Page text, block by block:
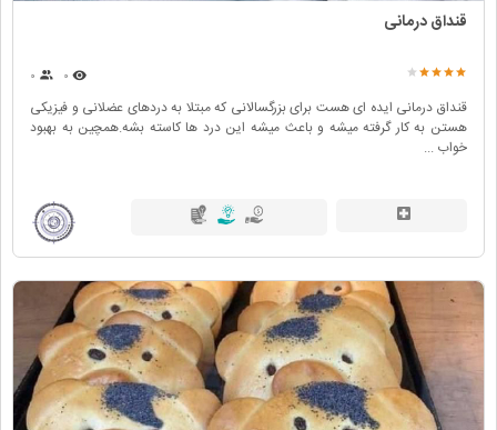
قنداق درمانی
۰
قنداق درمانی ایده ای هست برای بزرگسالانی که مبتلا به دردهای عضلانی و فیزیکی
هستن به کار گرفته میشه و باعث میشه این درد ها کاسته بشه.همچین به بهبود
خواب ...